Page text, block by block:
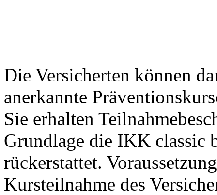
Die Versicherten können
anerkannte
Sie erhalten
Grundlage die IKK classic
rückerstattet.
Kursteilnahme des